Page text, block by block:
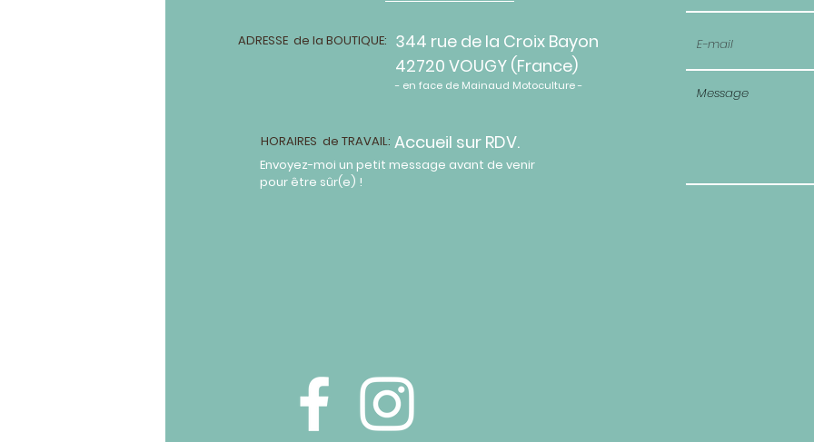
ADRESSE de la BOUTIQUE: 344 rue de la Croix Bayon
42720 VOUGY (France)
- en face de Mainaud Motoculture -
HORAIRES de TRAVAIL: Accueil sur RDV.
Envoyez-moi un petit message avant de venir
pour être sûr(e) !